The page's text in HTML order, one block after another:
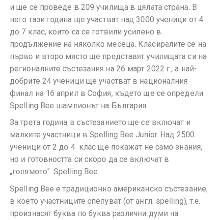
и ще се проведе в 209 училища в цялата страна. В
него тази година ще участват над 3000 ученици от 4
до 7 клас, които са се готвили усилено в
продължение на няколко месеца. Класиралите се на
първо и второ място ще представят училищата си на
регионалните състезания на 26 март 2022 г., а най-
добрите 24 ученици ще участват в националния
финал на 16 април в София, където ще се определи
Spelling Bee шампионът на България.
За трета година в състезанието ще се включат и
малките участници в Spelling Bee Junior. Над 2500
ученици от 2 до 4 клас ще покажат не само знания,
но и готовността си скоро да се включат в
„голямото“ Spelling Bee.
Spelling Bee е традиционно американско състезание,
в което участниците спелуват (от англ. spelling), т.е.
произнасят буква по буква различни думи на